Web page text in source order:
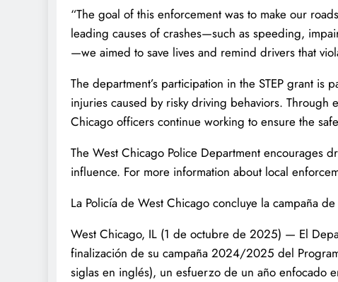
“The goal of this enforcement was to make our
leading causes of crashes—such as speeding,
—we aimed to save lives and remind drivers that
The department’s participation in the STEP grant
injuries caused by risky driving behaviors. Through
Chicago officers continue working to ensure the
The West Chicago Police Department encourages
influence. For more information about local
La Policía de West Chicago concluye la campaña
West Chicago, IL (1 de octubre de 2025) — El
finalización de su campaña 2024/2025 del
siglas en inglés), un esfuerzo de un año enfocado